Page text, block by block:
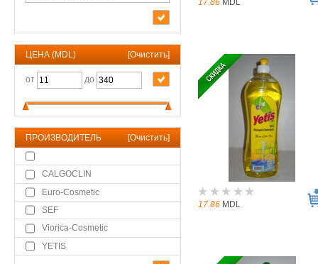
ЦЕНА (MDL) [Очистить]
от до
ПРОИЗВОДИТЕЛЬ [Очистить]
CALGOCLIN
Euro-Cosmetic
SEF
Viorica-Cosmetic
YETIS
17.86 MDL
17.86 MDL